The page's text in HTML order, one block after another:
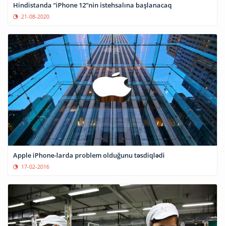
Hindistanda “iPhone 12”nin istehsalına başlanacaq
21-08-2020
Apple iPhone-larda problem olduğunu təsdiqlədi
17-02-2016